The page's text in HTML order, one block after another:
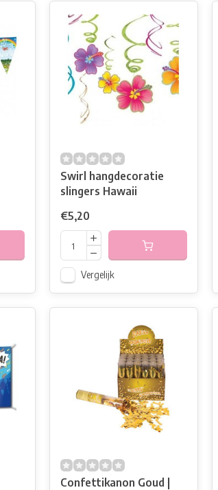
Swirl hangdecoratie
slingers Hawaii
€5,20
Vergelijk
Confettikanon Goud |